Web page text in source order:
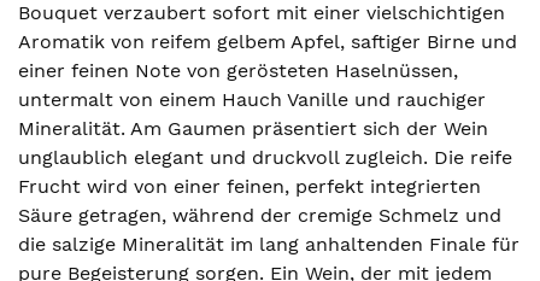
Bouquet verzaubert sofort mit einer vielschichtigen
Aromatik von reifem gelbem Apfel, saftiger Birne und
einer feinen Note von gerösteten Haselnüssen,
untermalt von einem Hauch Vanille und rauchiger
Mineralität. Am Gaumen präsentiert sich der Wein
unglaublich elegant und druckvoll zugleich. Die reife
Frucht wird von einer feinen, perfekt integrierten
Säure getragen, während der cremige Schmelz und
die salzige Mineralität im lang anhaltenden Finale für
pure Begeisterung sorgen. Ein Wein, der mit jedem